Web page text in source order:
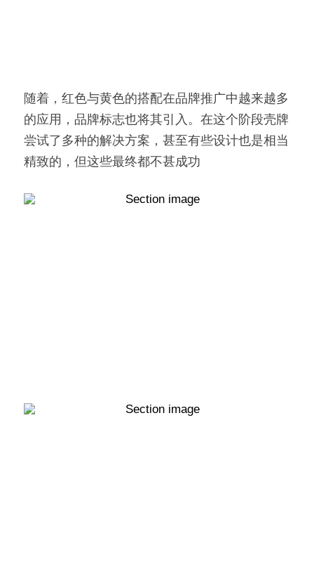
随着，红色与黄色的搭配在品牌推广中越来越多
的应用，品牌标志也将其引入。在这个阶段壳牌
尝试了多种的解决方案，甚至有些设计也是相当
精致的，但这些最终都不甚成功